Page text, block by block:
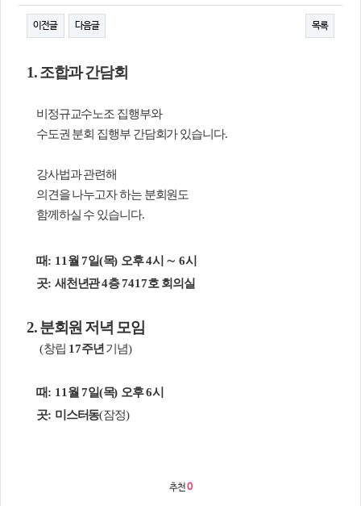
참여
자유게시판
자료
칼럼/기고
이전글 다음글 목록
1. 조합과 간담회
비정규교수노조 집행부와
수도권 분회 집행부 간담회가 있습니다.
강사법과 관련해
의견을 나누고자 하는 분회원도
함께하실 수 있습니다.
때: 11월 7일(목) 오후4시 ∼ 6시
곳: 새천년관4층7417호 회의실
2. 분회원 저녁 모임
(창립 17주년기념)
때: 11월 7일(목) 오후6시
곳: 미스터동(잠정)
추천0